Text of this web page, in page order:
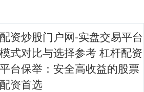
配资炒股门户网-实盘交易平台
模式对比与选择参考 杠杆配资
平台保举：安全高收益的股票
配资首选